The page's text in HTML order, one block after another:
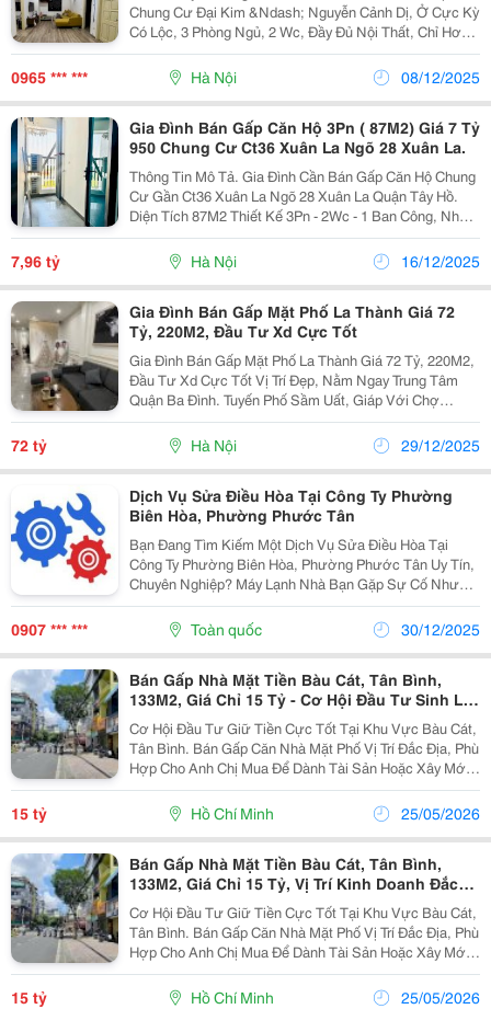
Chung Cư Đại Kim &Ndash; Nguyễn Cảnh Dị, Ở Cực Kỳ
Có Lộc, 3 Phòng Ngủ, 2 Wc, Đầy Đủ Nội Thất, Chỉ Hơn 6
Tỷ + Vị Trí Đẹp Trung Tâm Quận Hoàng Mai, Đáng Sống,
Hưởng Trọn Tiện Ích Kđt Đại Kim. Cạnh Đã...
0965 *** *** Hà Nội 08/12/2025
Gia Đình Bán Gấp Căn Hộ 3Pn ( 87M2) Giá 7 Tỷ
950 Chung Cư Ct36 Xuân La Ngõ 28 Xuân La.
Thông Tin Mô Tả. Gia Đình Cần Bán Gấp Căn Hộ Chung
Cư Gần Ct36 Xuân La Ngõ 28 Xuân La Quận Tây Hồ.
Diện Tích 87M2 Thiết Kế 3Pn - 2Wc - 1 Ban Công, Nhà
Để Lại Nội Thất Cho Khách. Sổ Đỏ Chính Chủ. Giá Bán
Thiện Chí: 7 Tỷ 950. Liên Hệ Xem Nhà Trực...
7,96 tỷ Hà Nội 16/12/2025
Gia Đình Bán Gấp Mặt Phố La Thành Giá 72
Tỷ, 220M2, Đầu Tư Xd Cực Tốt
Gia Đình Bán Gấp Mặt Phố La Thành Giá 72 Tỷ, 220M2,
Đầu Tư Xd Cực Tốt Vị Trí Đẹp, Nằm Ngay Trung Tâm
Quận Ba Đình. Tuyến Phố Sầm Uất, Giáp Với Chợ
Thành Công. Dân Cư Đông Đúc, Đông Người Qua Lại,
Kinh Doanh Cực Tốt Diện Tích 220M2. Mặt Tiền Rộng...
72 tỷ Hà Nội 29/12/2025
Dịch Vụ Sửa Điều Hòa Tại Công Ty Phường
Biên Hòa, Phường Phước Tân
Bạn Đang Tìm Kiếm Một Dịch Vụ Sửa Điều Hòa Tại
Công Ty Phường Biên Hòa, Phường Phước Tân Uy Tín,
Chuyên Nghiệp? Máy Lạnh Nhà Bạn Gặp Sự Cố Như
Không Lạnh, Chảy Nước, Hay Hoàn Toàn Không Hoạt
Động? Đừng Lo Lắng! Sửa Điện Máy Biên Hòa Tự Hào
Là Đơn Vị...
0907 *** *** Toàn quốc 30/12/2025
Bán Gấp Nhà Mặt Tiền Bàu Cát, Tân Bình,
133M2, Giá Chỉ 15 Tỷ - Cơ Hội Đầu Tư Sinh Lời
Ngay! Liên Hệ:
Cơ Hội Đầu Tư Giữ Tiền Cực Tốt Tại Khu Vực Bàu Cát,
Tân Bình. Bán Gấp Căn Nhà Mặt Phố Vị Trí Đắc Địa, Phù
Hợp Cho Anh Chị Mua Để Dành Tài Sản Hoặc Xây Mới
Kinh Doanh. Thông Số Chi Tiết: Diện Tích Đất: 133M2
(Ngang 4.1M Dài 33M). Kết Cấu Hiện...
15 tỷ Hồ Chí Minh 25/05/2026
Bán Gấp Nhà Mặt Tiền Bàu Cát, Tân Bình,
133M2, Giá Chỉ 15 Tỷ, Vị Trí Kinh Doanh Đắc
Địa, Sở Hữu Ngay! Lh:
Cơ Hội Đầu Tư Giữ Tiền Cực Tốt Tại Khu Vực Bàu Cát,
Tân Bình. Bán Gấp Căn Nhà Mặt Phố Vị Trí Đắc Địa, Phù
Hợp Cho Anh Chị Mua Để Dành Tài Sản Hoặc Xây Mới
Kinh Doanh. Thông Số Chi Tiết: Diện Tích Đất: 133M2
(Ngang 4.1M Dài 33M). Kết Cấu Hiện...
15 tỷ Hồ Chí Minh 25/05/2026